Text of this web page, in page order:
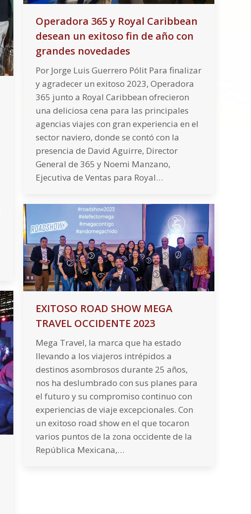
Operadora 365 y Royal Caribbean
desean un exitoso fin de año con
grandes novedades
Por Jorge Luis Guerrero Pólit Para finalizar
y agradecer un exitoso 2023, Operadora
365 junto a Royal Caribbean ofrecieron
una deliciosa cena para las principales
agencias viajes con gran experiencia en el
sector naviero, donde se contó con la
presencia de David Aguirre, Director
General de 365 y Noemi Manzano,
Ejecutiva de Ventas para Royal…
EXITOSO ROAD SHOW MEGA
TRAVEL OCCIDENTE 2023
Mega Travel, la marca que ha estado
llevando a los viajeros intrépidos a
destinos asombrosos durante 25 años,
nos ha deslumbrado con sus planes para
el futuro y su compromiso continuo con
experiencias de viaje excepcionales. Con
un exitoso road show en el que tocaron
varios puntos de la zona occidente de la
República Mexicana,…